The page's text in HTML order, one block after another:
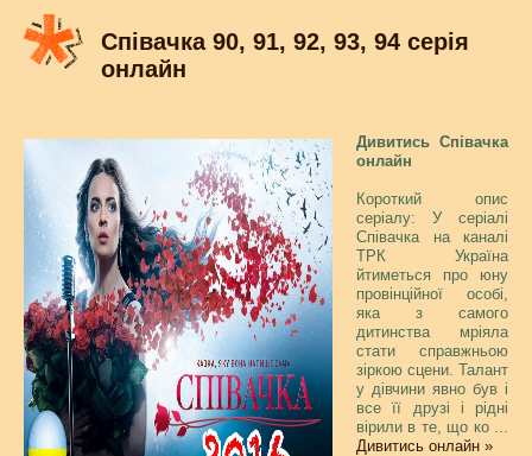
Співачка 90, 91, 92, 93, 94 серія
онлайн
Дивитись Співачка
онлайн
Короткий опис
серіалу: У серіалі
Співачка на каналі
ТРК Україна
йтиметься про юну
провінційної особі,
яка з самого
дитинства мріяла
стати справжньою
зіркою сцени. Талант
у дівчини явно був і
все її друзі і рідні
вірили в те, що ко ...
Дивитись онлайн »